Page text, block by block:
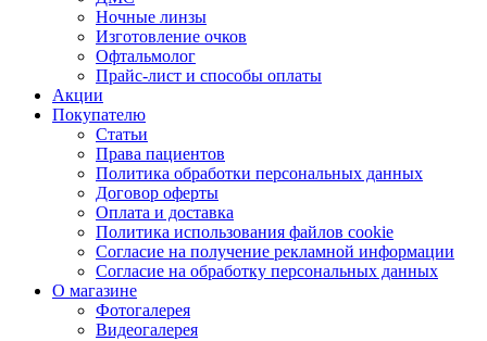
Ночные линзы
Изготовление очков
Офтальмолог
Прайс-лист и способы оплаты
Акции
Покупателю
Статьи
Права пациентов
Политика обработки персональных данных
Договор оферты
Оплата и доставка
Политика использования файлов cookie
Согласие на получение рекламной информации
Согласие на обработку персональных данных
О магазине
Фотогалерея
Видеогалерея